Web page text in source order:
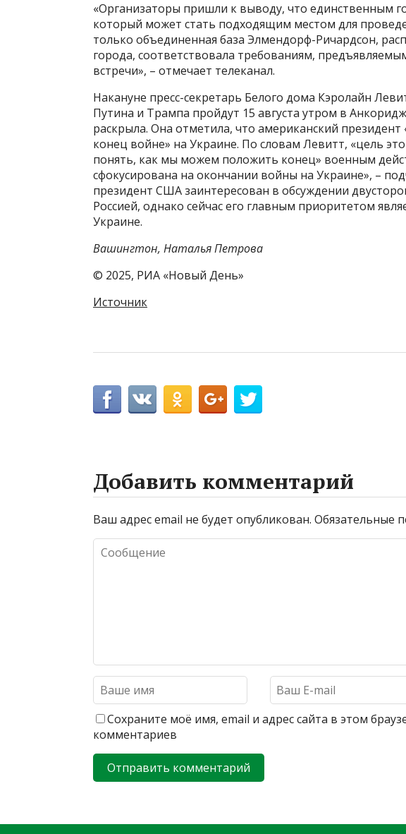
«Организаторы пришли к выводу, что единственным
который может стать подходящим местом для
только объединенная база Элмендорф-Ричардсон,
города, соответствовала требованиям,
встречи», – отмечает телеканал.
Накануне пресс-секретарь Белого дома Кэролайн
Путина и Трампа пройдут 15 августа утром в
раскрыла. Она отметила, что американский
конец войне» на Украине. По словам Левитт, «цель
понять, как мы можем положить конец» военным
сфокусирована на окончании войны на Украине», –
президент США заинтересован в обсуждении
Россией, однако сейчас его главным приоритетом
Украине.
Вашингтон, Наталья Петрова
© 2025, РИА «Новый День»
Источник
Добавить комментарий
Ваш адрес email не будет опубликован. Обязательные
Сохраните моё имя, email и адрес сайта в этом
комментариев